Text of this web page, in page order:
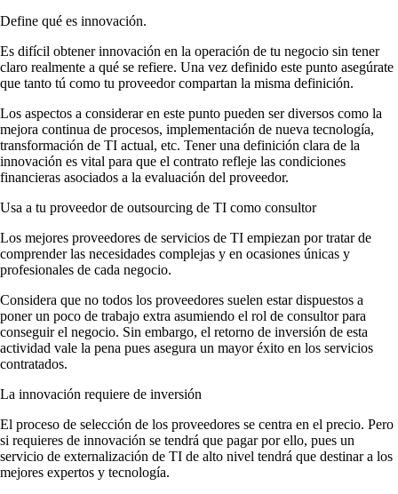
Define qué es innovación.
Es difícil obtener innovación en la operación de tu negocio sin tener
claro realmente a qué se refiere. Una vez definido este punto asegúrate
que tanto tú como tu proveedor compartan la misma definición.
Los aspectos a considerar en este punto pueden ser diversos como la
mejora continua de procesos, implementación de nueva tecnología,
transformación de TI actual, etc. Tener una definición clara de la
innovación es vital para que el contrato refleje las condiciones
financieras asociados a la evaluación del proveedor.
Usa a tu proveedor de outsourcing de TI como consultor
Los mejores proveedores de servicios de TI empiezan por tratar de
comprender las necesidades complejas y en ocasiones únicas y
profesionales de cada negocio.
Considera que no todos los proveedores suelen estar dispuestos a
poner un poco de trabajo extra asumiendo el rol de consultor para
conseguir el negocio. Sin embargo, el retorno de inversión de esta
actividad vale la pena pues asegura un mayor éxito en los servicios
contratados.
La innovación requiere de inversión
El proceso de selección de los proveedores se centra en el precio. Pero
si requieres de innovación se tendrá que pagar por ello, pues un
servicio de externalización de TI de alto nivel tendrá que destinar a los
mejores expertos y tecnología.